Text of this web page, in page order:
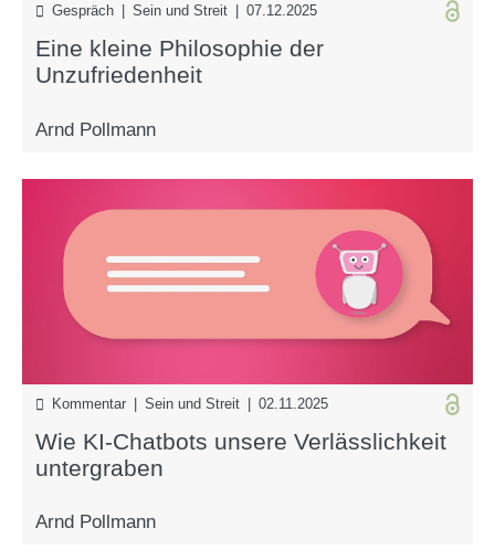
Gespräch | Sein und Streit | 07.12.2025
Eine kleine Philosophie der
Unzufriedenheit
Arnd Pollmann
Kommentar | Sein und Streit | 02.11.2025
Wie KI-Chatbots unsere Verlässlichkeit
untergraben
Arnd Pollmann